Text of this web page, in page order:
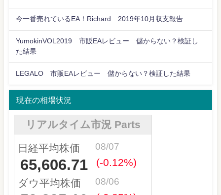
今一番売れているEA！Richard 2019年10月収支報告
YumokinVOL2019 市販EAレビュー 儲からない？検証し
た結果
LEGALO 市販EAレビュー 儲からない？検証した結果
現在の相場状況